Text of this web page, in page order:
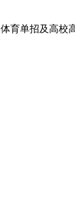
育单招及高